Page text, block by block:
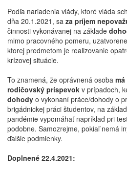
Podľa nariadenia vlády, ktoré vláda
dňa 20.1.2021, sa za príjem
činnosti vykonávanej na základe
mimo pracovného pomeru,
ktorej predmetom je realizovanie
krízovej situácie.
To znamená, že oprávnená osoba
rodičovský príspevok v prípadoch,
dohody o vykonaní práce/dohody o
brigádnickej práci študentov, na
pandémie vypomáhať napríklad pri
podobne. Samozrejme, pokiaľ nemá
ďalšie podmienky.
Doplnené 22.4.2021: